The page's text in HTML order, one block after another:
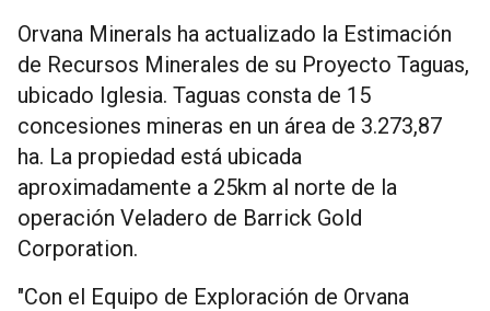
Orvana Minerals ha actualizado la Estimación
de Recursos Minerales de su Proyecto Taguas,
ubicado Iglesia. Taguas consta de 15
concesiones mineras en un área de 3.273,87
ha. La propiedad está ubicada
aproximadamente a 25km al norte de la
operación Veladero de Barrick Gold
Corporation.
"Con el Equipo de Exploración de Orvana